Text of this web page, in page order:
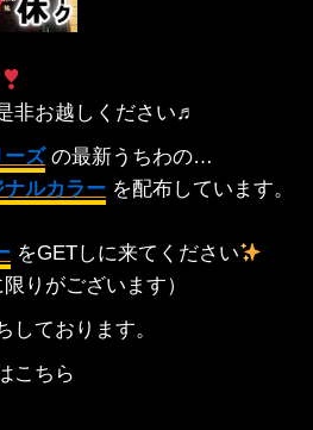
非お越しください♬
ーズ‬の最新うちわの…
ルカラー‬ を配布しています。
をGETしに来てください
りがございます）
しております。
こちら